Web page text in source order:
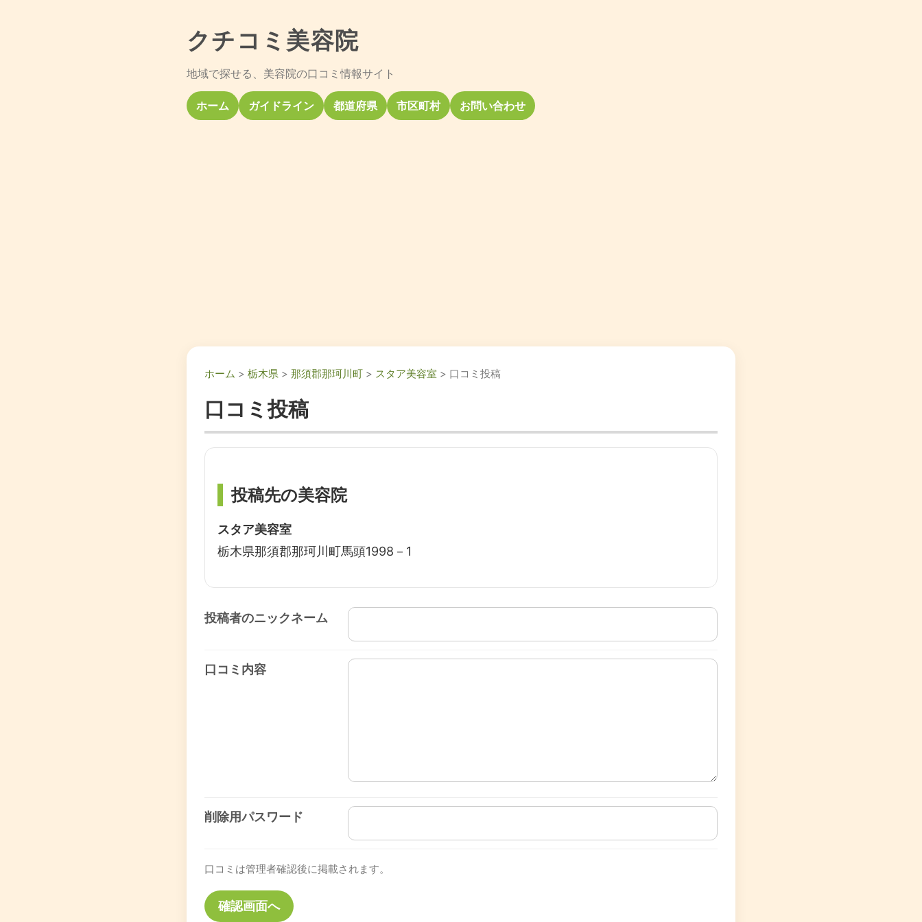
クチコミ美容院
地域で探せる、美容院の口コミ情報サイト
ホーム ガイドライン 都道府県 市区町村 お問い合わせ
ホーム > 栃木県 > 那須郡那珂川町 > スタア美容室 > 口コミ投稿
口コミ投稿
投稿先の美容院
スタア美容室
栃木県那須郡那珂川町馬頭1998－1
投稿者のニックネーム
口コミ内容
削除用パスワード
口コミは管理者確認後に掲載されます。